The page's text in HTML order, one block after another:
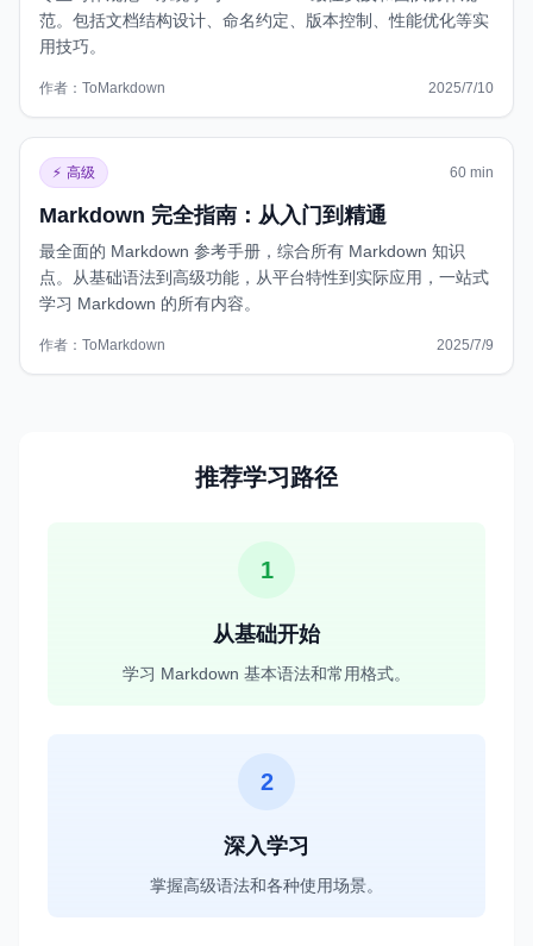
范。包括文档结构设计、命名约定、版本控制、性能优化等实
用技巧。
作者： ToMarkdown 2025/7/10
https://www.tomarkdown.org/zh/guides/markdown-best-
⚡ 高级 60 min
Markdown 完全指南：从入门到精通
最全面的 Markdown 参考手册，综合所有 Markdown 知识
点。从基础语法到高级功能，从平台特性到实际应用，一站式
学习 Markdown 的所有内容。
作者： ToMarkdown 2025/7/9
https://www.tomarkdown.org/zh/guides/markdown-
推荐学习路径
1
从基础开始
学习 Markdown 基本语法和常用格式。
2
深入学习
掌握高级语法和各种使用场景。